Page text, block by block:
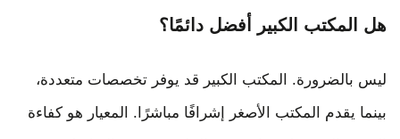
هل المكتب الكبير أفضل دائمًا؟
ليس بالضرورة. المكتب الكبير قد يوفر تخصصات متعددة،
بينما يقدم المكتب الأصغر إشرافًا مباشرًا. المعيار هو كفاءة